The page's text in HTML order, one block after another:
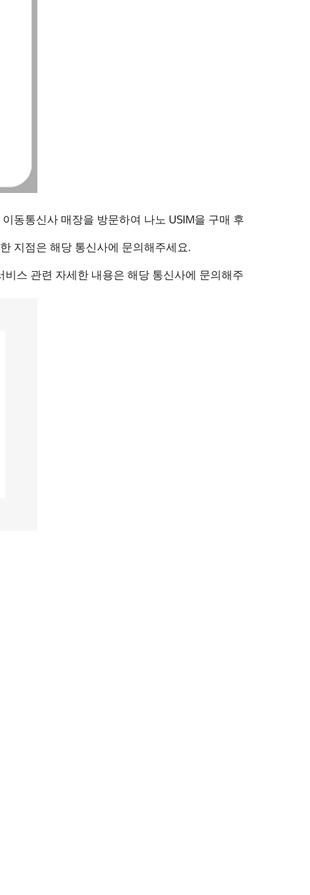
동통신사 매장을 방문하여 나노 USIM을 구매 후
지점은 해당 통신사에 문의해주세요.
스 관련 자세한 내용은 해당 통신사에 문의해주